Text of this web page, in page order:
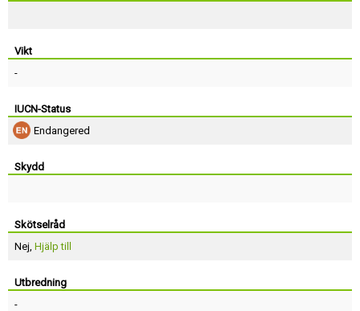
Vikt
-
IUCN-Status
Endangered
Skydd
Skötselråd
Nej, Hjälp till
Utbredning
-